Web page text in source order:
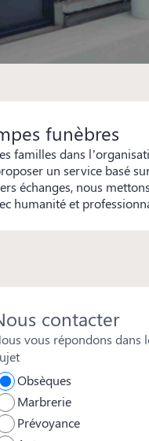
funèbres
familles dans
un service basé
échanges, nous
humanité et
Isabelle REYMOND
toute l'équipe pour votre
à Mickaël pour les
contacter
vous répondons dans
Obsèques
Marbrerie
Prévoyance